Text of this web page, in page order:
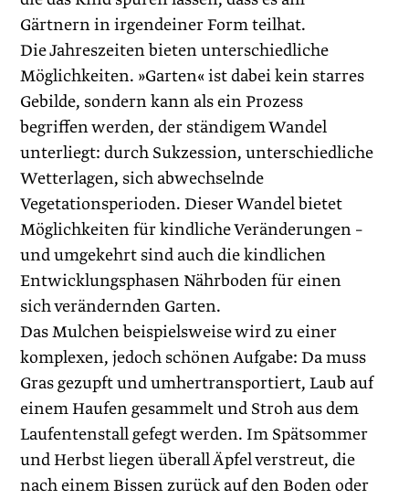
Gärtnern in irgendeiner Form teilhat.
Die Jahreszeiten bieten unterschiedliche
Möglichkeiten. »Garten« ist dabei kein starres
Gebilde, sondern kann als ein Prozess
begriffen werden, der ständigem Wandel
unterliegt: durch Sukzession, unterschiedliche
Wetterlagen, sich abwechselnde
Vegetationsperioden. Dieser Wandel bietet
Möglichkeiten für kindliche Veränderungen –
und umgekehrt sind auch die kind­lichen
Entwicklungsphasen Nährboden für einen
sich verändernden Garten.
Das Mulchen beispielsweise wird zu einer
komplexen, jedoch schönen Aufgabe: Da muss
Gras gezupft und umhertransportiert, Laub auf
einem Haufen gesammelt und Stroh aus dem
Laufentenstall gefegt werden. Im Spätsommer
und Herbst ­liegen überall Äpfel verstreut, die
nach einem ­Bissen zurück auf den Boden oder